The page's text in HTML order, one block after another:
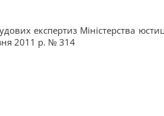
експертиз Міністерства
2011 р. № 314